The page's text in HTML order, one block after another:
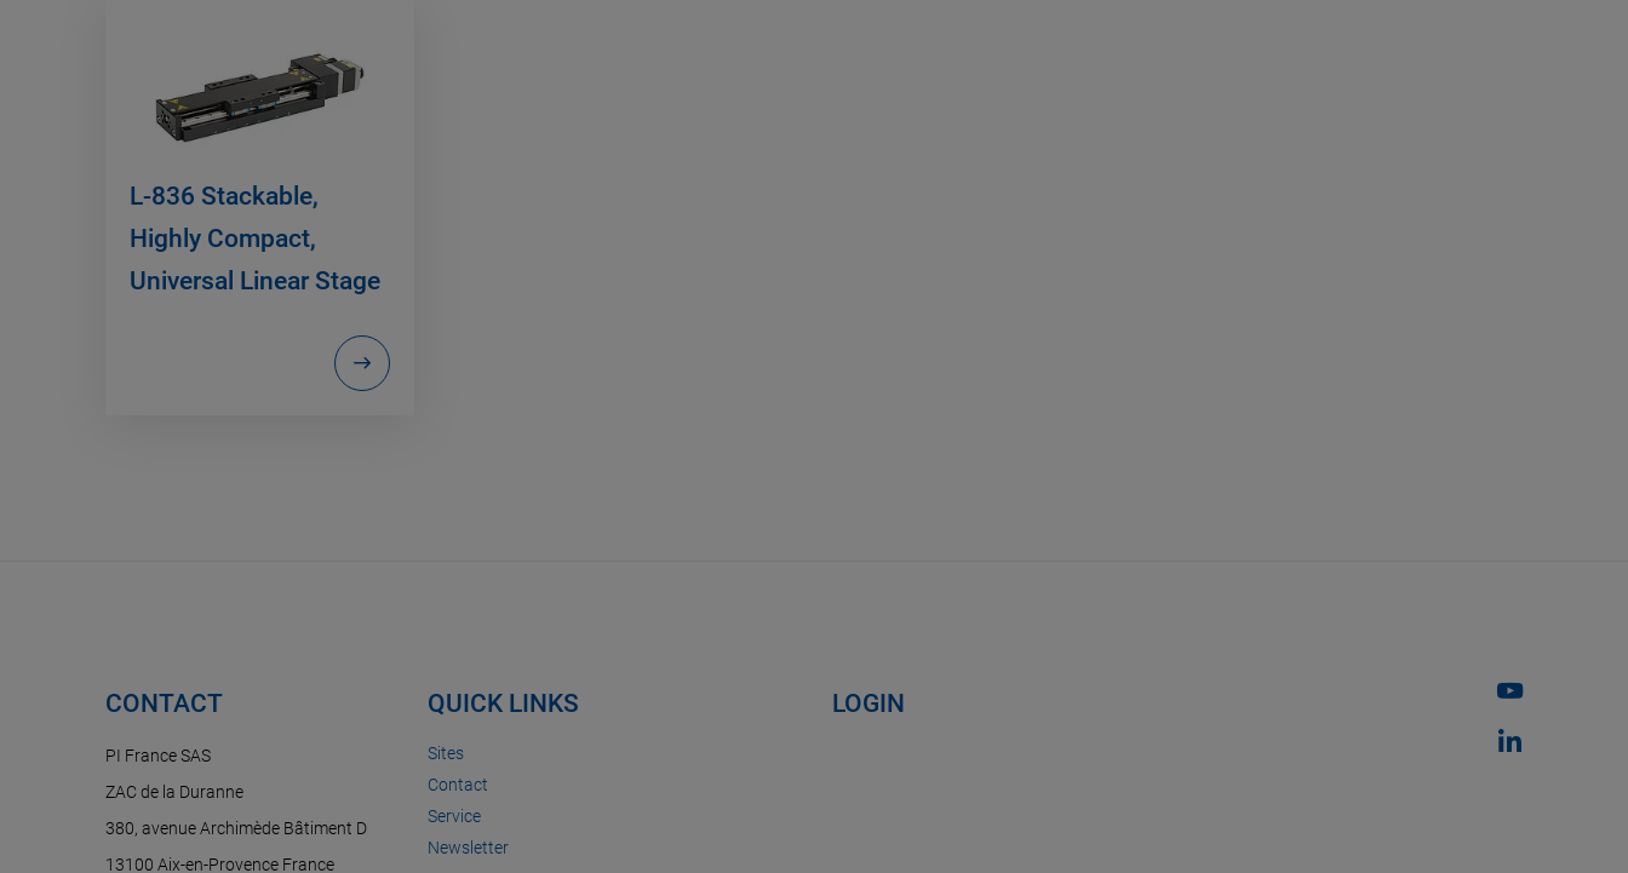
L-836 Stackable,
Highly Compact,
Universal Linear Stage
CONTACT
PI France SAS
ZAC de la Duranne
380, avenue Archimède Bâtiment D
13100 Aix-en-Provence France
QUICK LINKS
Sites
Contact
Service
Newsletter
LOGIN